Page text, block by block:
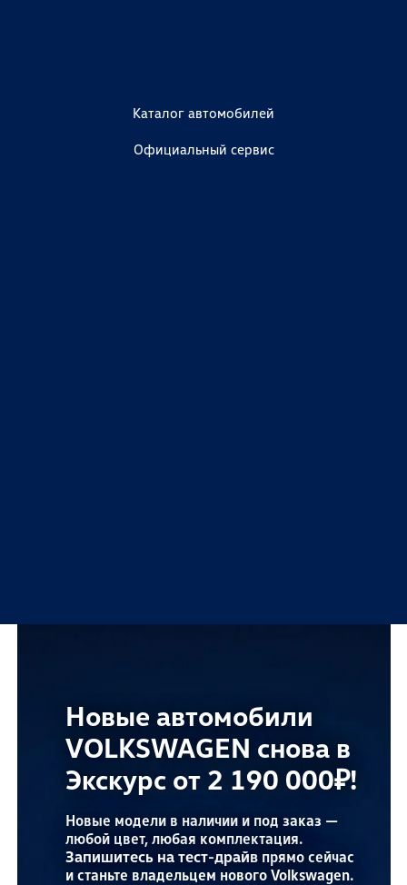
Каталог автомобилей
Официальный сервис
Новые модели в наличии и под заказ —
любой цвет, любая комплектация.
Запишитесь на тест-драйв прямо сейчас
и станьте владельцем нового Volkswagen.
Новые автомобили
VOLKSWAGEN снова в
Экскурс от 2 190 000₽!
Проверенные поставщики, прозрачные
Экскурс Импорт —
автомобили любых
марок под заказ с
выгодой до 35%
Ваш автомобиль заслуживает большего!
Если сервис, то
в Экскурс!
ТО всех марок
от 5 990₽